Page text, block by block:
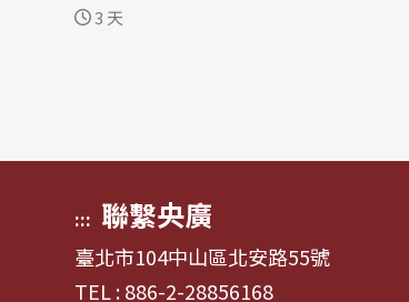
行人事同意權審查。監察院3日表
3 天
::: 聯繫央廣
臺北市104中山區北安路55號
TEL : 886-2-28856168